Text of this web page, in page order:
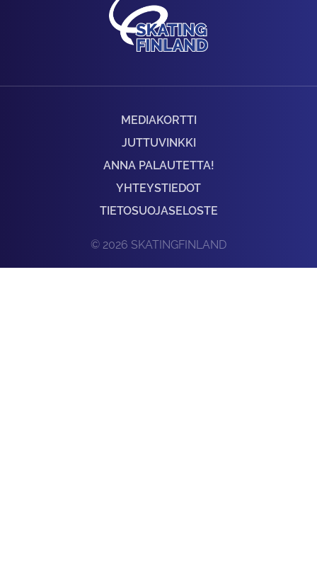
MEDIAKORTTI
JUTTUVINKKI
ANNA PALAUTETTA!
YHTEYSTIEDOT
TIETOSUOJASELOSTE
© 2026 SKATINGFINLAND